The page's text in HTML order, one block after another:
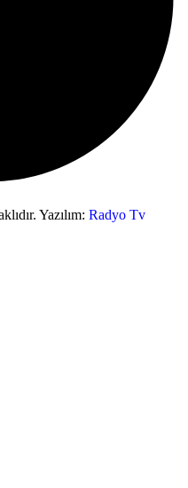
Yazılım: Radyo Tv